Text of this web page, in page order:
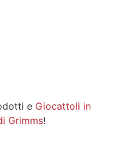
e Giocattoli in
Grimms!